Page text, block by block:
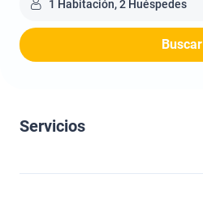
1 Habitación, 2 Huéspedes
Buscar
Servicios